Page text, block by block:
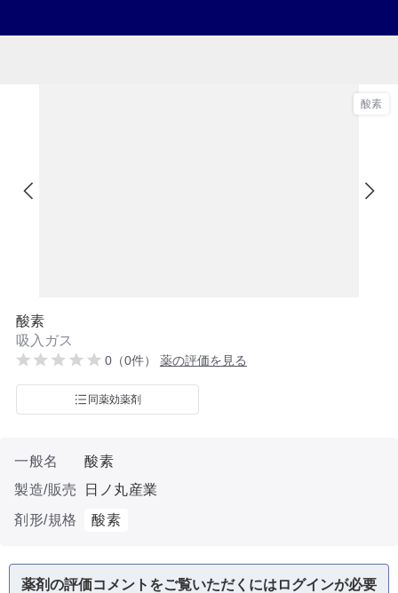
酸素
酸素
吸入ガス
0（0件） 薬の評価を見る
同薬効薬剤
一般名
酸素
製造/販売
日ノ丸産業
剤形/規格
酸素
薬剤の評価コメントをご覧いただくにはログインが必要